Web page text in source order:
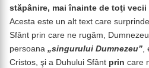
stăpânire, mai înainte de toţi vecii
Acesta este un alt text care
Sfânt prin care ne rugăm,
persoana „singurului Dumnezeu”,
Cristos, şi a Duhului Sfânt prin care